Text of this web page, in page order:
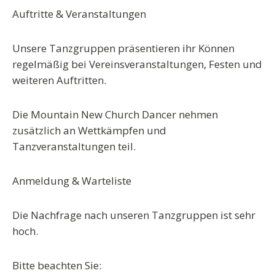
Auftritte & Veranstaltungen
Unsere Tanzgruppen präsentieren ihr Können
regelmäßig bei Vereinsveranstaltungen, Festen und
weiteren Auftritten.
Die Mountain New Church Dancer nehmen
zusätzlich an Wettkämpfen und
Tanzveranstaltungen teil.
Anmeldung & Warteliste
Die Nachfrage nach unseren Tanzgruppen ist sehr
hoch.
Bitte beachten Sie: